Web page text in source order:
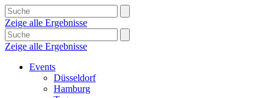
Zeige alle Ergebnisse
Zeige alle Ergebnisse
Events
Düsseldorf
Hamburg